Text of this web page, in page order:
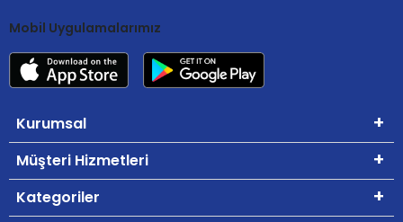
Mobil Uygulamalarımız
Kurumsal
Müşteri Hizmetleri
Kategoriler